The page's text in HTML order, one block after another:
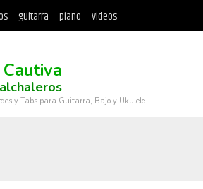
guitarra piano videos
y Tabs para Guitarra, Bajo y Ukulele